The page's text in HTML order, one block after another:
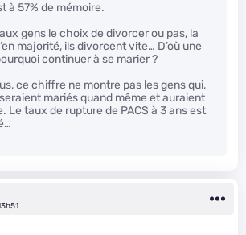
à 57% de mémoire.
gens le choix de divorcer ou pas, la
majorité, ils divorcent vite… D’où une
continuer à se marier ?
ce chiffre ne montre pas les gens qui,
mariés quand même et auraient
Le taux de rupture de PACS à 3 ans est